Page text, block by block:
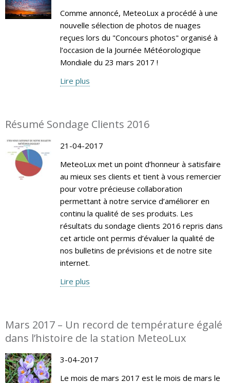
Comme annoncé, MeteoLux a procédé à une
nouvelle sélection de photos de nuages
reçues lors du "Concours photos" organisé à
l’occasion de la Journée Météorologique
Mondiale du 23 mars 2017 !
Lire plus
Résumé Sondage Clients 2016
21-04-2017
MeteoLux met un point d’honneur à satisfaire
au mieux ses clients et tient à vous remercier
pour votre précieuse collaboration
permettant à notre service d’améliorer en
continu la qualité de ses produits. Les
résultats du sondage clients 2016 repris dans
cet article ont permis d’évaluer la qualité de
nos bulletins de prévisions et de notre site
internet.
Lire plus
Mars 2017 – Un record de température égalé
dans l’histoire de la station MeteoLux
3-04-2017
Le mois de mars 2017 est le mois de mars le